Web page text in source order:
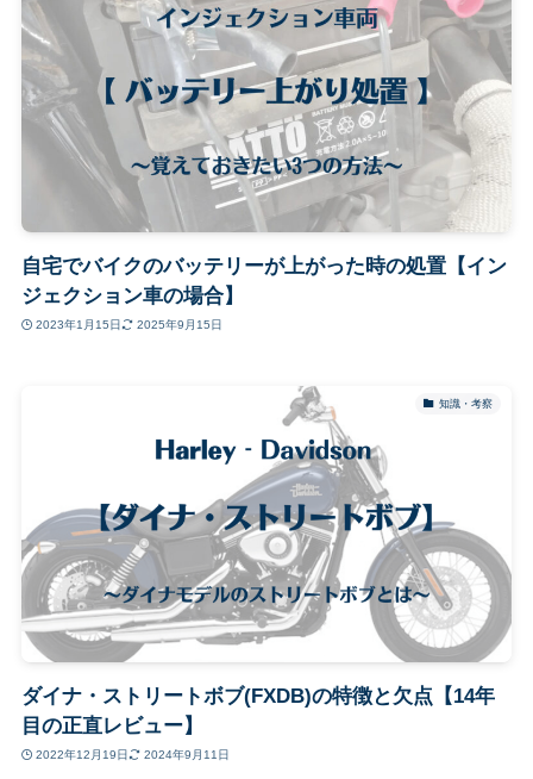
自宅でバイクのバッテリーが上がった時の処置【イン
ジェクション車の場合】
2023年1月15日 2025年9月15日
知識・考察
ダイナ・ストリートボブ(FXDB)の特徴と欠点【14年
目の正直レビュー】
2022年12月19日 2024年9月11日